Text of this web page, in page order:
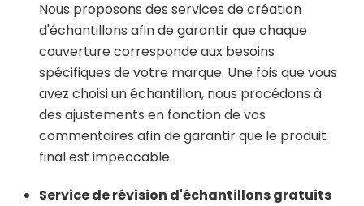
Nous proposons des services de création
d'échantillons afin de garantir que chaque
couverture corresponde aux besoins
spécifiques de votre marque. Une fois que vous
avez choisi un échantillon, nous procédons à
des ajustements en fonction de vos
commentaires afin de garantir que le produit
final est impeccable.
Service de révision d'échantillons gratuits